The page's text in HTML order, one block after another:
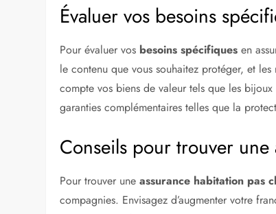
Évaluer vos besoins
Pour évaluer vos besoins spécifiques en
le contenu que vous souhaitez protéger, et
compte vos biens de valeur tels que les
garanties complémentaires telles que la
Conseils pour trouver
Pour trouver uneassurance habitation pas
compagnies. Envisagez d’augmenter votre